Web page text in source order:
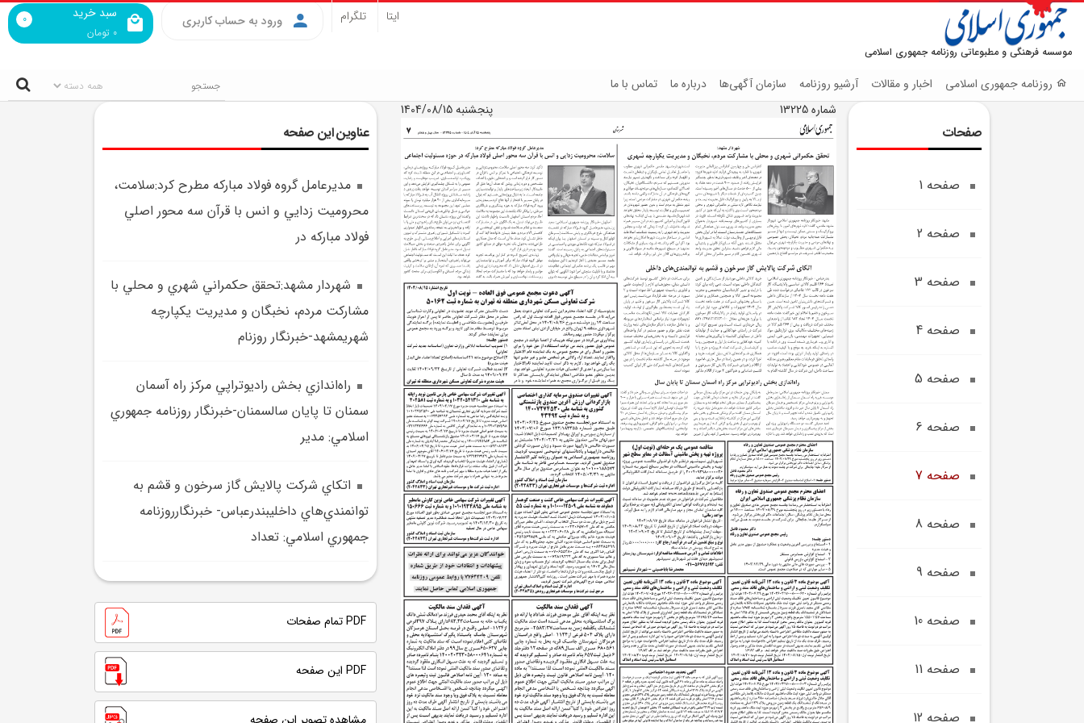
موسسه فرهنگی و مطبوعاتی روزنامه جمهوری اسلامی
سبد خرید
0 تومان
0 ورود به حساب کاربری ایتا تلگرام
روزنامه جمهوری اسلامی اخبار و مقالات آرشیو روزنامه سازمان آگهی‌ها درباره ما تماس با ما
صفحات
صفحه 1
صفحه 2
صفحه 3
صفحه 4
صفحه 5
صفحه 6
صفحه 7
صفحه 8
صفحه 9
صفحه 10
صفحه 11
صفحه 12
شماره 13225 پنجشنبه 1404/08/15
عناوین این صفحه
مديرعامل گروه فولاد مبارکه مطرح کرد:سلامت،
محروميت زدايي و انس با قرآن سه محور اصلي
فولاد مبارکه در
شهردار مشهد:تحقق حکمراني شهري و محلي با
مشارکت مردم، نخبگان و مديريت يکپارچه
شهريمشهد-خبرنگار روزنام
راه‌اندازي بخش راديوتراپي مرکز راه آسمان
سمنان تا پايان سالسمنان-خبرنگار روزنامه جمهوري
اسلامي: مدير
اتکاي شرکت پالايش گاز سرخون و قشم به
توانمندي‌هاي داخليبندرعباس- خبرنگارروزنامه
جمهوري اسلامي: تعداد
PDF تمام صفحات
PDF این صفحه